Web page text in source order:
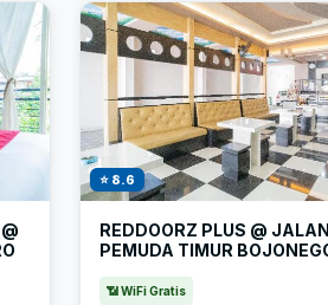
⭐ 8.6
REDDOORZ PLUS @ JALAN
PEMUDA TIMUR
📶 WiFi Gratis